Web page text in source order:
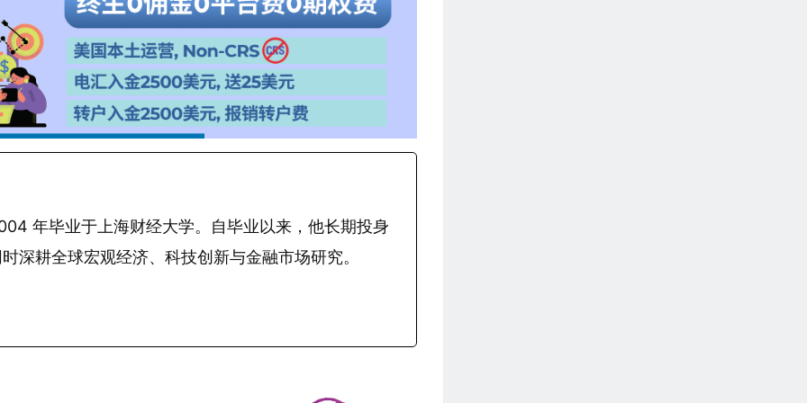
年毕业于上海财经大学。自毕业以来，他长期投身
深耕全球宏观经济、科技创新与金融市场研究。